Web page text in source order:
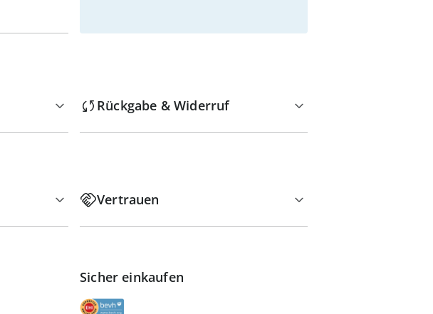
Rückgabe & Widerruf
Vertrauen
Sicher einkaufen